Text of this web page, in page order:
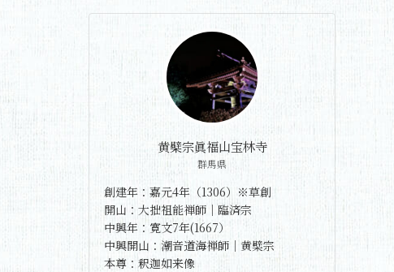
黄檗宗眞福山宝林寺
群馬県
創建年：嘉元4年（1306）※草創
開山：大拙祖能禅師｜臨済宗
中興年：寛文7年(1667）
中興開山：潮音道海禅師｜黄檗宗
本尊：釈迦如来像